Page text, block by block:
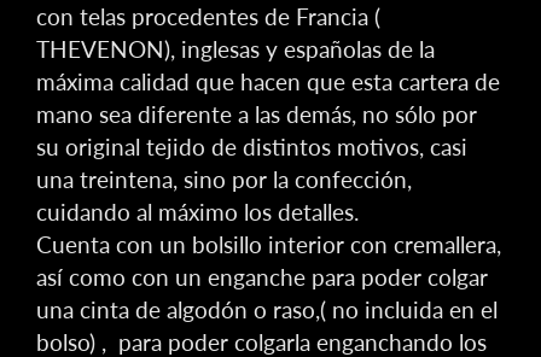
con telas procedentes de Francia (
THEVENON), inglesas y españolas de la
máxima calidad que hacen que esta cartera de
mano sea diferente a las demás, no sólo por
su original tejido de distintos motivos, casi
una treintena, sino por la confección,
cuidando al máximo los detalles.
Cuenta con un bolsillo interior con cremallera,
así como con un enganche para poder colgar
una cinta de algodón o raso,( no incluida en el
bolso) , para poder colgarla enganchando los